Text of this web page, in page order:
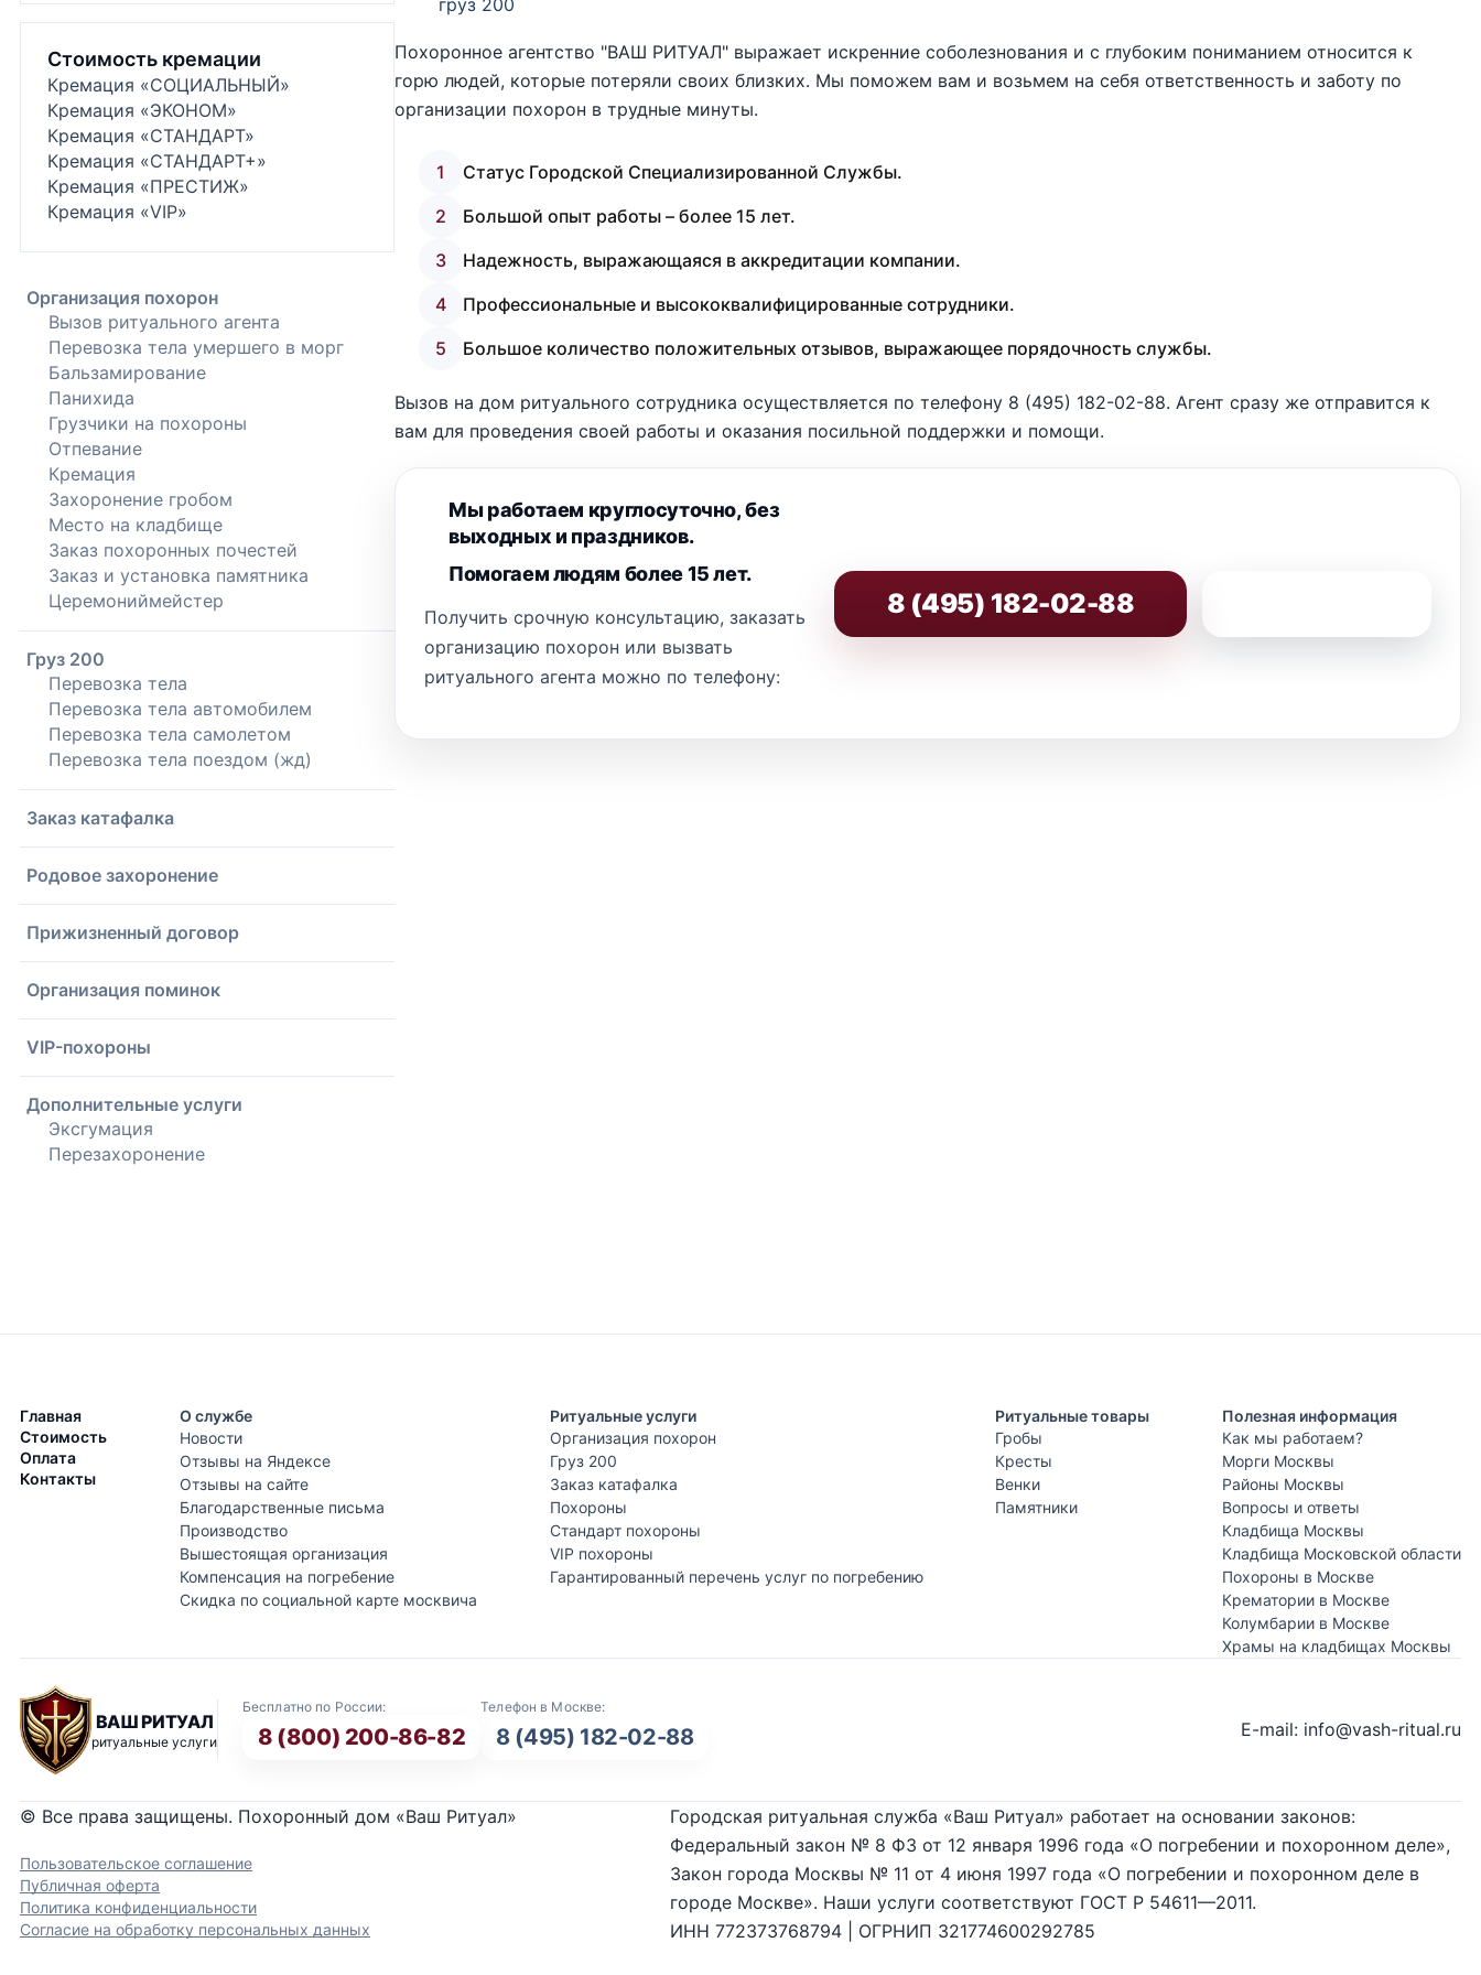
Стоимость кремации
Кремация «СОЦИАЛЬНЫЙ»
Кремация «ЭКОНОМ»
Кремация «СТАНДАРТ»
Кремация «СТАНДАРТ+»
Кремация «ПРЕСТИЖ»
Кремация «VIP»
Организация похорон
Вызов ритуального агента
Перевозка тела умершего в морг
Бальзамирование
Панихида
Грузчики на похороны
Отпевание
Кремация
Захоронение гробом
Место на кладбище
Заказ похоронных почестей
Заказ и установка памятника
Церемониймейстер
Груз 200
Перевозка тела
Перевозка тела автомобилем
Перевозка тела самолетом
Перевозка тела поездом (жд)
Заказ катафалка
Родовое захоронение
Прижизненный договор
Организация поминок
VIP-похороны
Дополнительные услуги
Эксгумация
Перезахоронение
груз 200
Похоронное агентство "ВАШ РИТУАЛ" выражает искренние соболезнования и с глубоким пониманием относится к
горю людей, которые потеряли своих близких. Мы поможем вам и возьмем на себя ответственность и заботу по
организации похорон в трудные минуты.
1
Статус Городской Специализированной Службы.
2
Большой опыт работы – более 15 лет.
3
Надежность, выражающаяся в аккредитации компании.
4
Профессиональные и высококвалифицированные сотрудники.
5
Большое количество положительных отзывов, выражающее порядочность службы.
Вызов на дом ритуального сотрудника осуществляется по телефону 8 (495) 182-02-88. Агент сразу же отправится к
вам для проведения своей работы и оказания посильной поддержки и помощи.
Мы работаем круглосуточно, без
выходных и праздников.
Помогаем людям более 15 лет.
Получить срочную консультацию, заказать
организацию похорон или вызвать
ритуального агента можно по телефону:
8 (495) 182-02-88
Главная
Стоимость
Оплата
Контакты
О службе
Новости
Отзывы на Яндексе
Отзывы на сайте
Благодарственные письма
Производство
Вышестоящая организация
Компенсация на погребение
Скидка по социальной карте москвича
Ритуальные услуги
Организация похорон
Груз 200
Заказ катафалка
Похороны
Стандарт похороны
VIP похороны
Гарантированный перечень услуг по погребению
Ритуальные товары
Гробы
Кресты
Венки
Памятники
Полезная информация
Как мы работаем?
Морги Москвы
Районы Москвы
Вопросы и ответы
Кладбища Москвы
Кладбища Московской области
Похороны в Москве
Крематории в Москве
Колумбарии в Москве
Храмы на кладбищах Москвы
ВАШ РИТУАЛ
ритуальные услуги
Бесплатно по России:
8 (800) 200-86-82
Телефон в Москве:
8 (495) 182-02-88 E-mail: info@vash-ritual.ru
© Все права защищены. Похоронный дом «Ваш Ритуал»
Пользовательское соглашение
Публичная оферта
Политика конфиденциальности
Согласие на обработку персональных данных
Городская ритуальная служба «Ваш Ритуал» работает на основании законов:
Федеральный закон № 8 ФЗ от 12 января 1996 года «О погребении и похоронном деле»,
Закон города Москвы № 11 от 4 июня 1997 года «О погребении и похоронном деле в
городе Москве». Наши услуги соответствуют ГОСТ Р 54611—2011.
ИНН 772373768794 | ОГРНИП 321774600292785